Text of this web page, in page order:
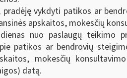
pradėję vykdyti patikos ar
apskaitos, mokesčių
nuo paslaugų teikimo
patikos ar bendrovių
mokesčių
datą.